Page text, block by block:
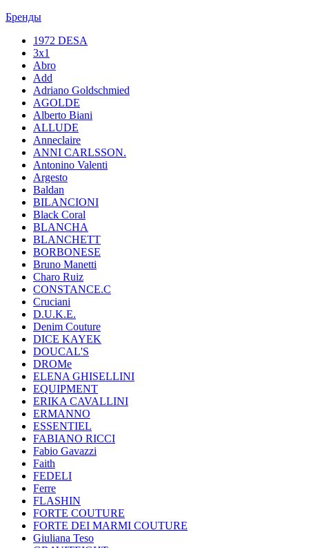
Бренды
1972 DESA
3x1
Abro
Add
Adriano Goldschmied
AGOLDE
Alberto Biani
ALLUDE
Anneclaire
ANNI CARLSSON.
Antonino Valenti
Argesto
Baldan
BILANCIONI
Black Coral
BLANCHA
BLANCHETT
BORBONESE
Bruno Manetti
Charo Ruiz
CONSTANCE.C
Cruciani
D.U.K.E.
Denim Couture
DICE KAYEK
DOUCAL'S
DROMe
ELENA GHISELLINI
EQUIPMENT
ERIKA CAVALLINI
ERMANNO
ESSENTIEL
FABIANO RICCI
Fabio Gavazzi
Faith
FEDELI
Ferre
FLASHIN
FORTE COUTURE
FORTE DEI MARMI COUTURE
Giuliana Teso